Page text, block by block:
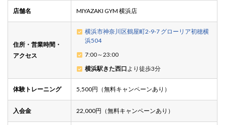
店舗名 MIYAZAKI GYM 横浜店
住所・営業時間・
アクセス
横浜市神奈川区鶴屋町2-9-7 グローリア初穂横
浜504
7:00～23:00
横浜駅きた西口 より徒歩3分
体験トレーニング 5,500円（無料キャンペーンあり）
入会金 22,000円（無料キャンペーンあり）